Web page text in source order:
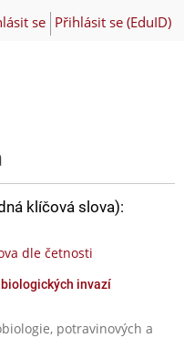
se Přihlásit se (EduID)
klíčová slova):
dle četnosti
invazí
potravinových a